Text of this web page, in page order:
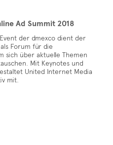
Ad Summit 2018
der dmexco dient der
Forum für die
sich über aktuelle Themen
Mit Keynotes und
United Internet Media
mit.